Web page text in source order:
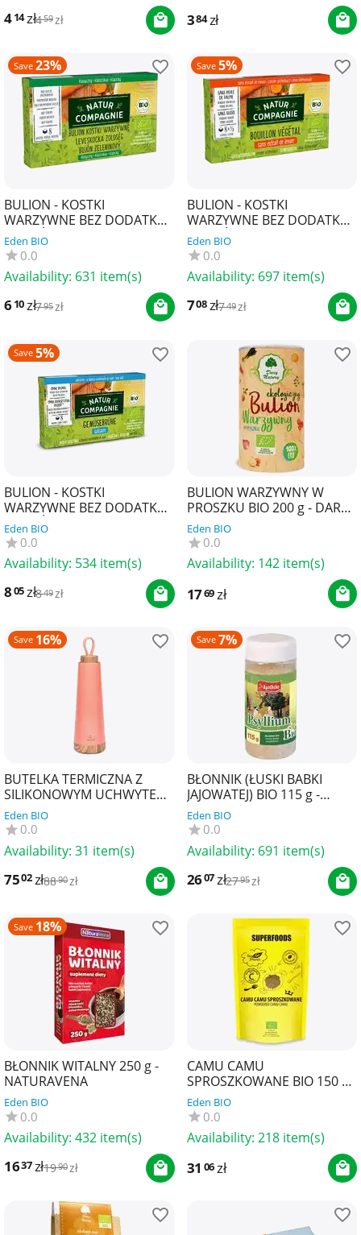
414zł459zł 384zł
Save 23%
BULION - KOSTKI
WARZYWNE BEZ DODATKU
CUKRÓW BIO (8 x 10,5 g) 84
g - NATUR COMPAGNIE
Eden BIO
0.0
Availability: 631 item(s)
610zł795zł
Save 5%
BULION - KOSTKI
WARZYWNE BEZ DODATKU
CUKRÓW I DROŻDŻY BIO (8
x 10,5 g) 84 g - NATUR
COM...
Eden BIO
0.0
Availability: 697 item(s)
708zł749zł
Save 5%
BULION - KOSTKI
WARZYWNE BEZ DODATKU
CUKRÓW O NISKIEJ
ZAWARTOŚCI SOLI BIO (8 x
8,5 g) 6...
Eden BIO
0.0
Availability: 534 item(s)
805zł849zł
BULION WARZYWNY W
PROSZKU BIO 200 g - DARY
NATURY
Eden BIO
0.0
Availability: 142 item(s)
1769zł
Save 16%
BUTELKA TERMICZNA Z
SILIKONOWYM UCHWYTEM
KORALOWA 500 ml - CHIC-
MIC
Eden BIO
0.0
Availability: 31 item(s)
7502 zł8890 zł
Save 7%
BŁONNIK (ŁUSKI BABKI
JAJOWATEJ) BIO 115 g -
APOTHEKE
Eden BIO
0.0
Availability: 691 item(s)
2607 zł2795 zł
Save 18%
BŁONNIK WITALNY 250 g -
NATURAVENA
Eden BIO
0.0
Availability: 432 item(s)
1637zł1990 zł
CAMU CAMU
SPROSZKOWANE BIO 150 g -
BIO PLANET SUPERFOODS
Eden BIO
0.0
Availability: 218 item(s)
31 06zł